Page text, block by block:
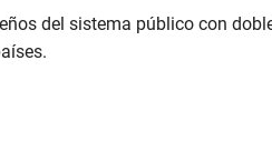
del sistema público con